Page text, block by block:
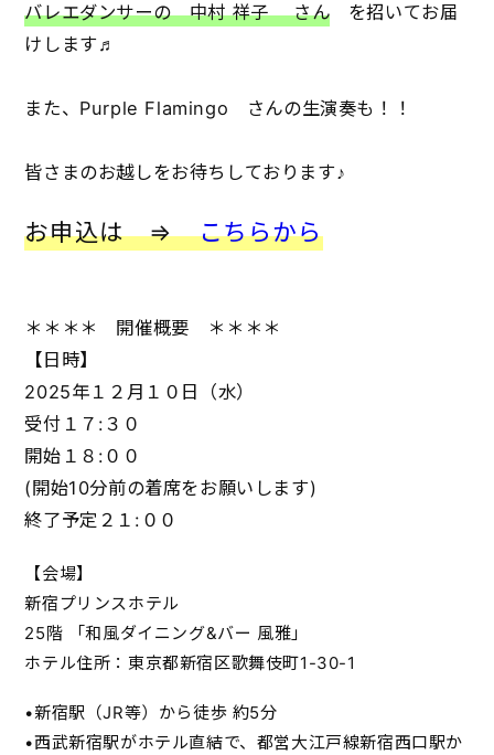
バレエダンサーの 中村 祥子 さん を招いてお届
けします♬
また、Purple Flamingo さんの生演奏も！！
皆さまのお越しをお待ちしております♪
お申込は ⇒こちらから
＊＊＊＊ 開催概要 ＊＊＊＊
【日時】
2025年１２月１０日（水）
受付１７:３０
開始１８:００
(開始10分前の着席をお願いします)
終了予定２１:００
【会場】
新宿プリンスホテル
25階 「和風ダイニング&バー 風雅」
ホテル住所：東京都新宿区歌舞伎町1-30-1
•新宿駅（JR等）から徒歩 約5分
•西武新宿駅がホテル直結で、都営大江戸線新宿西口駅か